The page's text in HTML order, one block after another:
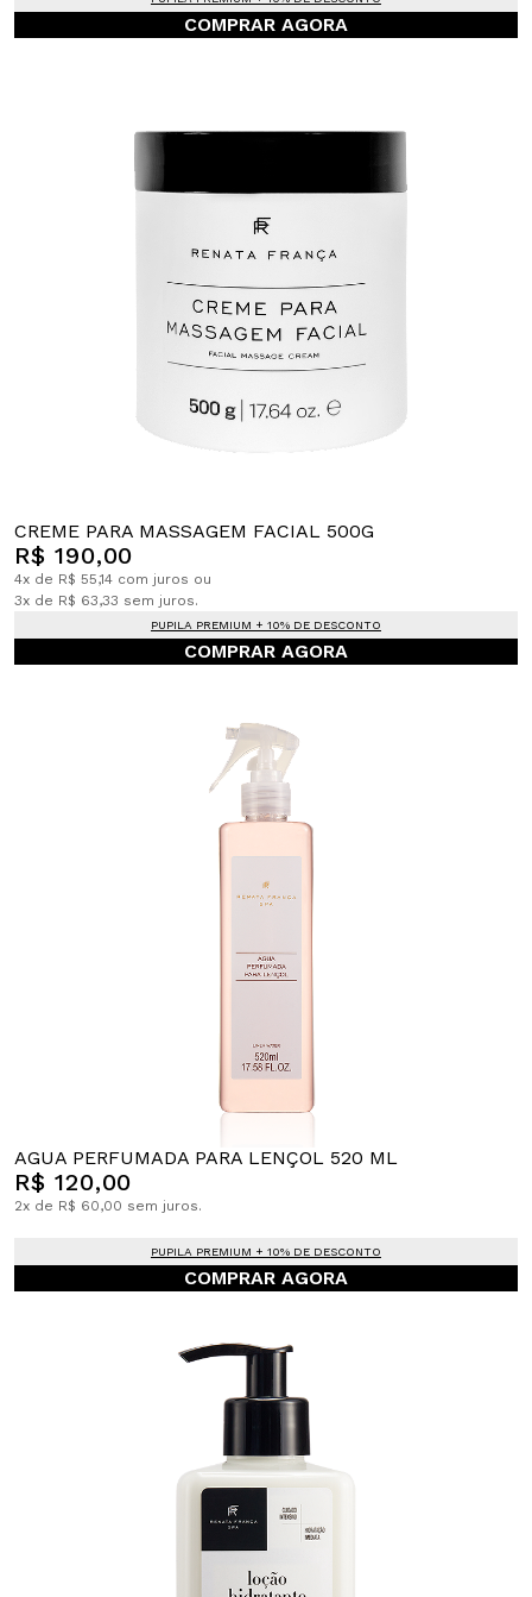
COMPRAR AGORA
CREME PARA MASSAGEM FACIAL 500G
R$ 190,00
4x de R$ 55,14 com juros ou
3x de R$ 63,33 sem juros.
PUPILA PREMIUM + 10% DE DESCONTO
COMPRAR AGORA
AGUA PERFUMADA PARA LENÇOL 520 ML
R$ 120,00
2x de R$ 60,00 sem juros.
PUPILA PREMIUM + 10% DE DESCONTO
COMPRAR AGORA